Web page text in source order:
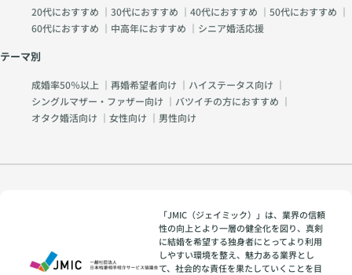
20代におすすめ ｜ 30代におすすめ ｜ 40代におすすめ ｜ 50代におすすめ ｜
60代におすすめ ｜ 中高年におすすめ ｜ シニア婚活応援
テーマ別
成婚率50％以上 ｜ 再婚希望者向け ｜ ハイステータス向け ｜
シングルマザー・ファザー向け ｜ バツイチの方におすすめ ｜
オタク婚活向け ｜ 女性向け ｜ 男性向け
「JMIC（ジェイミック）」は、業界の信頼
性の向上とより一層の健全化を図り、真剣
に結婚を希望する独身者にとってより利用
しやすい環境を整え、魅力ある業界とし
て、社会的な責任を果たしていくことを目